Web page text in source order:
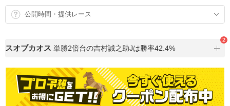
公開時間・提供レース
オブカオス 単勝2倍台の吉村誠之助Jは勝率42.4%
2